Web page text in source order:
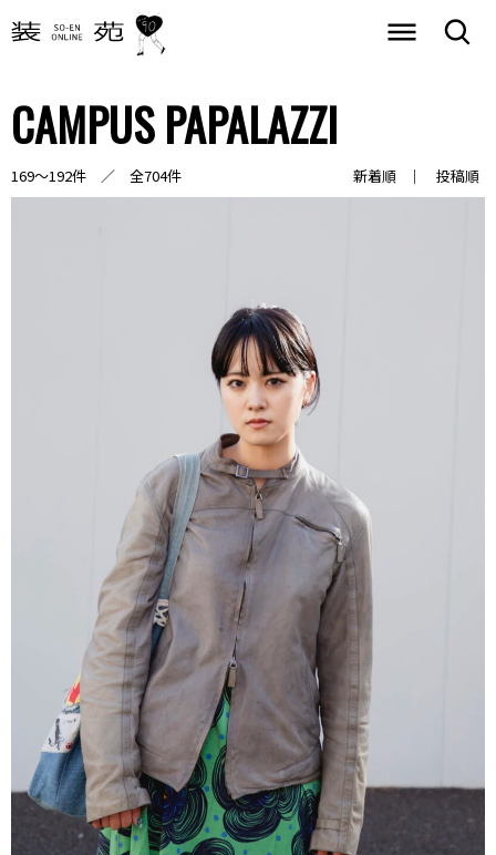
CAMPUS PAPALAZZI
169～192件 ／ 全704件 新着順 投稿順